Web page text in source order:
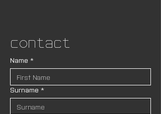
Contact
Name *
Surname *